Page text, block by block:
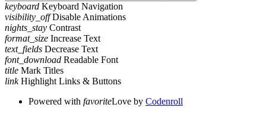
keyboard Keyboard Navigation
visibility_off Disable Animations
nights_stay Contrast
format_size Increase Text
text_fields Decrease Text
font_download Readable Font
title Mark Titles
link Highlight Links & Buttons
Powered with favoriteLove by Codenroll